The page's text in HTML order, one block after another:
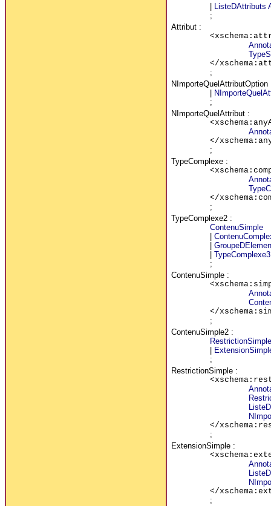
| ListeDAttributs
;
Attribut:
</
;
NImporteQuelAttributOption
|
;
NImporteQuelAttribut:
</
;
TypeComplexe:
</
;
TypeComplexe2:
ContenuSimple
|
|
| TypeComplexe3
;
ContenuSimple:
</
;
ContenuSimple2:
RestrictionSimple
|
;
RestrictionSimple:
</
;
ExtensionSimple:
</
;